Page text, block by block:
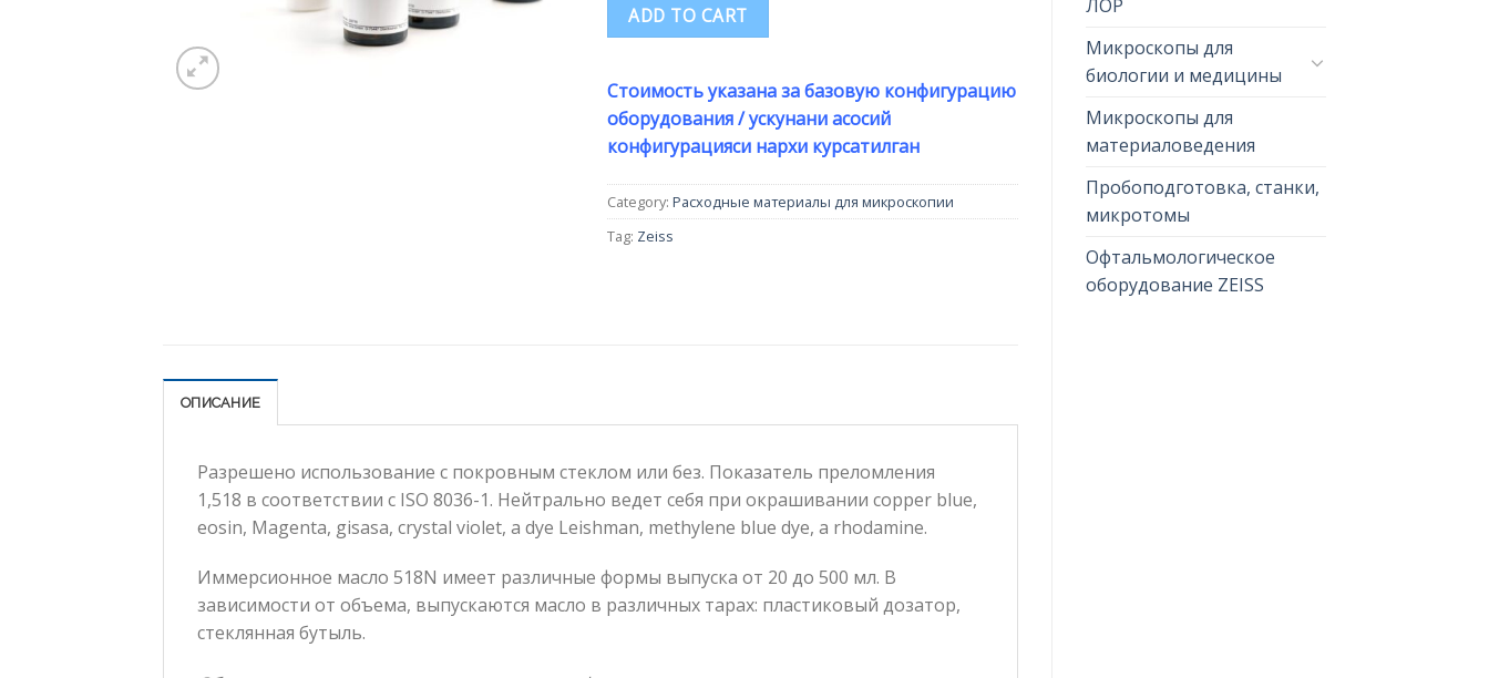
ЛОР
Микроскопы для
биологии и медицины
Микроскопы для
материаловедения
Пробоподготовка, станки,
микротомы
Офтальмологическое
оборудование ZEISS
ADD TO CART
Стоимость указана за базовую конфигурацию
оборудования / ускунани асосий
конфигурацияси нархи курсатилган
Category: Расходные материалы для микроскопии
Tag: Zeiss
ОПИСАНИЕ
Разрешено использование с покровным стеклом или без. Показатель преломления
1,518 в соответствии с ISO 8036-1. Нейтрально ведет себя при окрашивании copper blue,
eosin, Magenta, gisasa, crystal violet, a dye Leishman, methylene blue dye, a rhodamine.
Иммерсионное масло 518N имеет различные формы выпуска от 20 до 500 мл. В
зависимости от объема, выпускаются масло в различных тарах: пластиковый дозатор,
стеклянная бутыль.